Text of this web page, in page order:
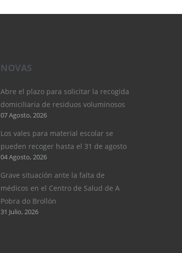
NOVAS
Abre el plazo para solicitar la recogida
domiciliaria de residuos voluminosos
07 Agosto, 2026
Los vales para material escolar se
pueden recoger hasta el 31 de agosto
04 Agosto, 2026
Grave situación ante la falta de
médicos en el Centro de Salud de A
Pobra do Brollón
31 Julio, 2026